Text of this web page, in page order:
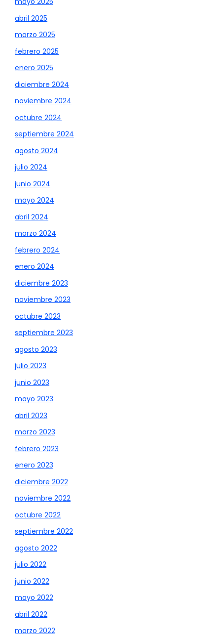
abril 2025
marzo 2025
febrero 2025
enero 2025
diciembre 2024
noviembre 2024
octubre 2024
septiembre 2024
agosto 2024
julio 2024
junio 2024
mayo 2024
abril 2024
marzo 2024
febrero 2024
enero 2024
diciembre 2023
noviembre 2023
octubre 2023
septiembre 2023
agosto 2023
julio 2023
junio 2023
mayo 2023
abril 2023
marzo 2023
febrero 2023
enero 2023
diciembre 2022
noviembre 2022
octubre 2022
septiembre 2022
agosto 2022
julio 2022
junio 2022
mayo 2022
abril 2022
marzo 2022